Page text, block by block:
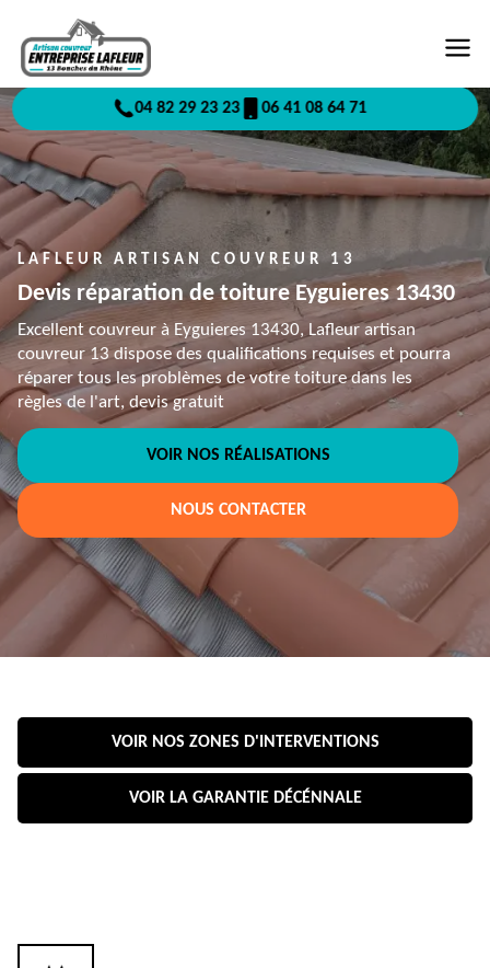
04 82 29 23 23 06 41 08 64 71
LAFLEUR ARTISAN COUVREUR 13
Devis réparation de toiture Eyguieres 13430
Excellent couvreur à Eyguieres 13430, Lafleur artisan
couvreur 13 dispose des qualifications requises et pourra
réparer tous les problèmes de votre toiture dans les
règles de l'art, devis gratuit
VOIR NOS RÉALISATIONS
NOUS CONTACTER
VOIR NOS ZONES D'INTERVENTIONS
VOIR LA GARANTIE DÉCÉNNALE